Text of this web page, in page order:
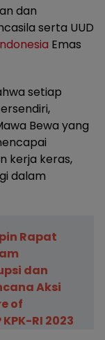
dan
serta UUD
Emas
setiap
Bewa yang
kerja keras,
dalam
Rapat
dan
Aksi
of
RI 2023